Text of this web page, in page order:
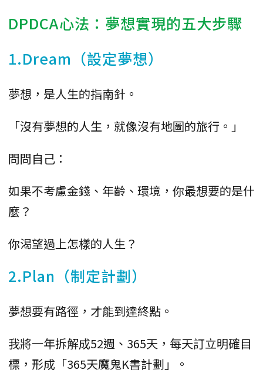
DPDCA心法：夢想實現的五大步驟
1.Dream（設定夢想）
夢想，是人生的指南針。
「沒有夢想的人生，就像沒有地圖的旅行。」
問問自己：
如果不考慮金錢、年齡、環境，你最想要的是什
麼？
你渴望過上怎樣的人生？
2.Plan（制定計劃）
夢想要有路徑，才能到達終點。
我將一年拆解成52週、365天，每天訂立明確目
標，形成「365天魔鬼K書計劃」。